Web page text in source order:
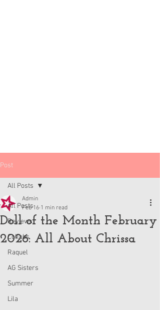
Post
All Posts
Reviews
Collabs
Raquel
AG Sisters
Summer
Lila
All Posts
Doll of the Month February
2026: All About Chrissa
Admin
Feb 16 1 min read